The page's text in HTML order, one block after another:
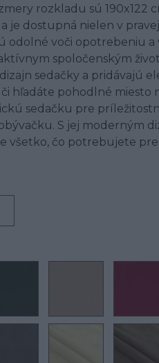
rozkladu sú 190x122
je dostupná nielen v
odolné voči opotrebeniu a
spoločenským
sedačky a pridávajú
hľadáte pohodlné miesto
sedačku pre
S jej moderným
všetko, čo potrebujete